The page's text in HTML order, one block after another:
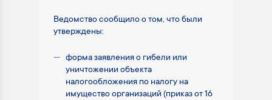
Ведомство сообщило о том, что были
утверждены:
форма заявления о гибели или
уничтожении объекта
налогообложения по налогу на
имущество организаций (приказ от 16